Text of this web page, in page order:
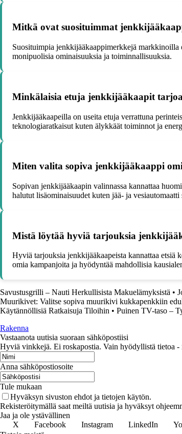
Mitkä ovat suosituimmat
Suosituimpia jenkkijääkaappimerkkejä
monipuolisia ominaisuuksia ja toiminnallisuuksia.
Minkälaisia etuja jenkkijääkaapit
Jenkkijääkaapeilla on useita etuja verrattuna
teknologiaratkaisut kuten älykkäät toiminnot ja
Miten valita sopiva jenkkijääkaappi
Sopivan jenkkijääkaapin valinnassa kannattaa
halutut lisäominaisuudet kuten jää- ja vesiautomaatti
Mistä löytää hyviä tarjouksia
Hyviä tarjouksia jenkkijääkaapeista kannattaa etsiä
omia kampanjoita ja hyödyntää mahdollisia
Savustusgrilli – Nauti Herkullisista Makuelämyksistä •
Muurikivet: Valitse sopiva muurikivi kukkapenkkiin
Käytännöllisiä Ratkaisuja Tiloihin • Puinen TV-taso –
Rakenna
Vastaanota uutisia suoraan sähköpostiisi
Hyviä vinkkejä. Ei roskapostia. Vain hyödyllistä tietoa -
Anna sähköpostiosoite
Tule mukaan
Hyväksyn sivuston ehdot ja tietojen käytön.
Rekisteröitymällä saat meiltä uutisia ja hyväksyt
Jaa ja ole ystävällinen
X
Facebook Instagram LinkedIn